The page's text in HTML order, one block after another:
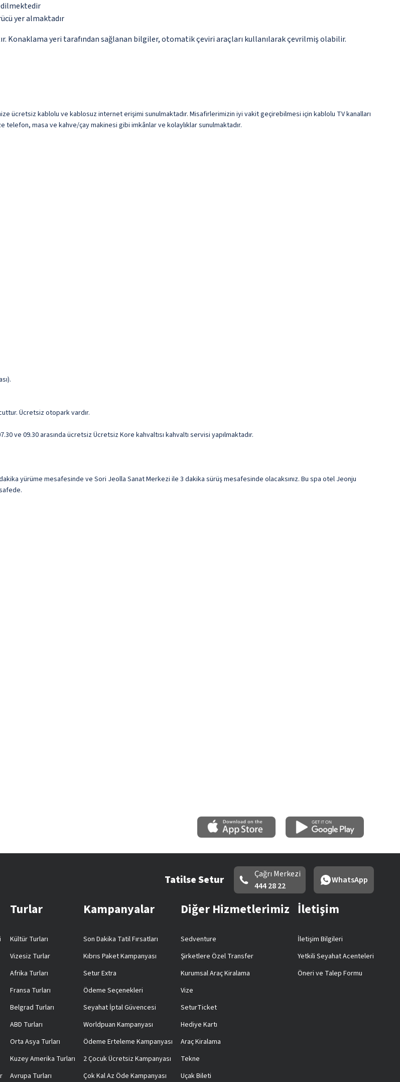
yer almaktadır
Konaklama yeri tarafından sağlanan bilgiler, otomatik çeviri araçları kullanılarak çevrilmiş olabilir.
ücretsiz kablolu ve kablosuz internet erişimi sunulmaktadır. Misafirlerimizin iyi vakit geçirebilmesi için kablolu TV kanalları
masa ve kahve/çay makinesi gibi imkânlar ve kolaylıklar sunulmaktadır.
Ücretsiz otopark vardır.
ve 09.30 arasında ücretsiz Ücretsiz Kore kahvaltısı kahvaltı servisi yapılmaktadır.
yürüme mesafesinde ve Sori Jeolla Sanat Merkezi ile 3 dakika sürüş mesafesinde olacaksınız. Bu spa otel Jeonju
Tatilse Setur
Çağrı Merkezi
444 28 22
WhatsApp
Turlar
Kültür Turları
Vizesiz Turlar
Afrika Turları
Fransa Turları
Belgrad Turları
ABD Turları
Orta Asya Turları
Kuzey Amerika Turları
Avrupa Turları
Kampanyalar
Son Dakika Tatil Fırsatları
Kıbrıs Paket Kampanyası
Setur Extra
Ödeme Seçenekleri
Seyahat İptal Güvencesi
Worldpuan Kampanyası
Ödeme Erteleme Kampanyası
2 Çocuk Ücretsiz Kampanyası
Çok Kal Az Öde Kampanyası
Diğer Hizmetlerimiz
Sedventure
Şirketlere Özel Transfer
Kurumsal Araç Kiralama
Vize
SeturTicket
Hediye Kartı
Araç Kiralama
Tekne
Uçak Bileti
İletişim
İletişim Bilgileri
Yetkili Seyahat Acenteleri
Öneri ve Talep Formu